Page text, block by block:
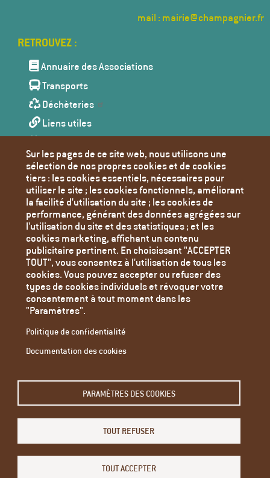
mail : mairie@champagnier.fr
Menu
Annuaire des Associations
Transports
Déchèteries
Liens utiles
Toutes les actualités
Contact
Mentions Légales
Politique de confidentialité
Paramètres des cookies
Restez informé - abonnez-vous à notre newsletter.
Modifier son abonnement
Sur les pages de ce site web, nous utilisons une
sélection de nos propres cookies et de cookies
tiers : les cookies essentiels, nécessaires pour
utiliser le site ; les cookies fonctionnels, améliorant
la facilité d'utilisation du site ; les cookies de
performance, générant des données agrégées sur
l'utilisation du site et des statistiques ; et les
cookies marketing, affichant un contenu
publicitaire pertinent. En choisissant "ACCEPTER
TOUT", vous consentez à l'utilisation de tous les
cookies. Vous pouvez accepter ou refuser des
types de cookies individuels et révoquer votre
consentement à tout moment dans les
"Paramètres".
Politique de confidentialité
Documentation des cookies
PARAMÈTRES DES COOKIES
TOUT REFUSER
TOUT ACCEPTER